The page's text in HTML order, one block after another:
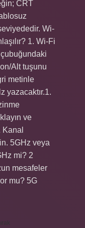
CRT
Wi-
1. Wi-Fi
Alt tuşunu
metinle
yazacaktır.1.
ve
Kanal
5GHz veya
mi? 2
mesafeler
mu? 5G